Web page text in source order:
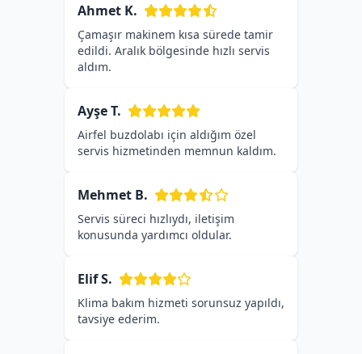
Ahmet K.
Çamaşır makinem kısa sürede tamir
edildi. Aralık bölgesinde hızlı servis
aldım.
Ayşe T.
Airfel buzdolabı için aldığım özel
servis hizmetinden memnun kaldım.
Mehmet B.
Servis süreci hızlıydı, iletişim
konusunda yardımcı oldular.
Elif S.
Klima bakım hizmeti sorunsuz yapıldı,
tavsiye ederim.